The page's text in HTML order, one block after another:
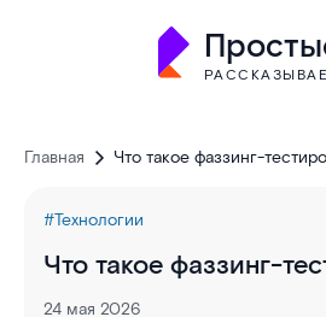
Главная Что такое фаззинг-
#Технологии
Что такое фаззинг-
24 мая 2026